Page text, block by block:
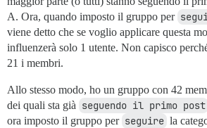
A. Ora, quando imposto il gruppo per
viene detto che se voglio applicare questa
influenzerà solo 1 utente. Non capisco
21 i membri.
Allo stesso modo, ho un gruppo con 42
dei quali sta già seguendo il primo post
ora imposto il gruppo per seguire la